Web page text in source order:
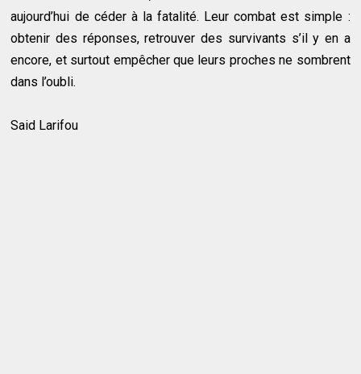
aujourd’hui de céder à la fatalité. Leur combat est simple :
obtenir des réponses, retrouver des survivants s’il y en a
encore, et surtout empêcher que leurs proches ne sombrent
dans l’oubli.
Said Larifou